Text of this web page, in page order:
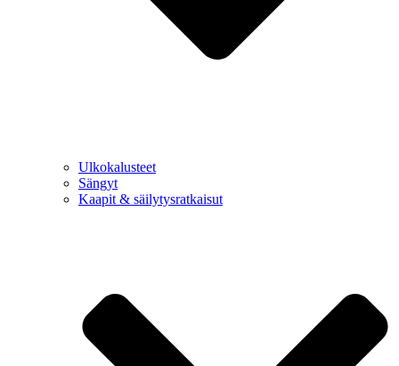
Ulkokalusteet
Sängyt
Kaapit & säilytysratkaisut